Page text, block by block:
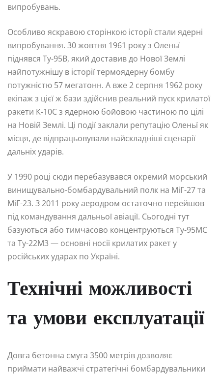
випробувань.
Особливо яскравою сторінкою історії стали ядерні
випробування. 30 жовтня 1961 року з Оленьї
піднявся Ту-95В, який доставив до Нової Землі
найпотужнішу в історії термоядерну бомбу
потужністю 57 мегатонн. А вже 2 серпня 1962 року
екіпаж з цієї ж бази здійснив реальний пуск крилатої
ракети К-10С з ядерною бойовою частиною по цілі
на Новій Землі. Ці події заклали репутацію Оленьї як
місця, де відпрацьовували найскладніші сценарії
дальніх ударів.
У 1990 році сюди перебазувався окремий морський
винищувально-бомбардувальний полк на МіГ-27 та
МіГ-23. З 2011 року аеродром остаточно перейшов
під командування дальньої авіації. Сьогодні тут
базуються або тимчасово концентруються Ту-95МС
та Ту-22М3 — основні носії крилатих ракет у
російських ударах по Україні.
Технічні можливості
та умови експлуатації
Довга бетонна смуга 3500 метрів дозволяє
приймати найважчі стратегічні бомбардувальники